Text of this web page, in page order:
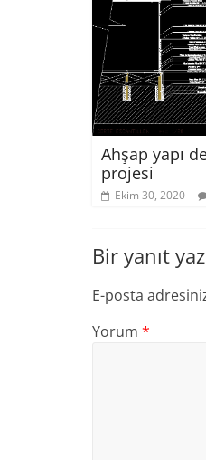
Ahşap yapı
projesi
Ekim 30, 2020
Bir yanıt
E-posta
Yorum *